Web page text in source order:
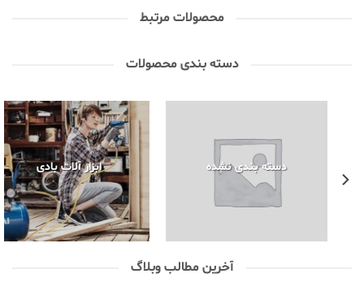
محصولات مرتبط
دسته بندی محصولات
دسته بندی نشده ابزار آلات بادی
آخرین مطالب وبلاگ